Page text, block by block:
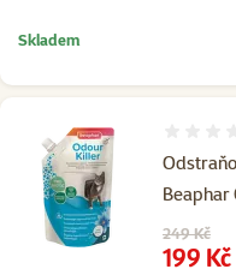
Skladem
Původní
249 Kč
Cena
199 Kč